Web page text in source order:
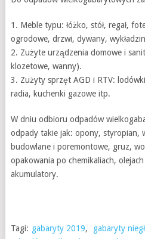
1. Meble typu: łóżko, stół, regał,
ogrodowe, drzwi, dywany,
2. Zużyte urządzenia domowe i
klozetowe, wanny).
3. Zużyty sprzęt AGD i RTV:
radia, kuchenki gazowe itp.
W dniu odbioru odpadów
odpady takie jak: opony, styropian,
budowlane i poremontowe, gruz,
opakowania po chemikaliach,
akumulatory.
Tagi: gabaryty 2019, gabaryty